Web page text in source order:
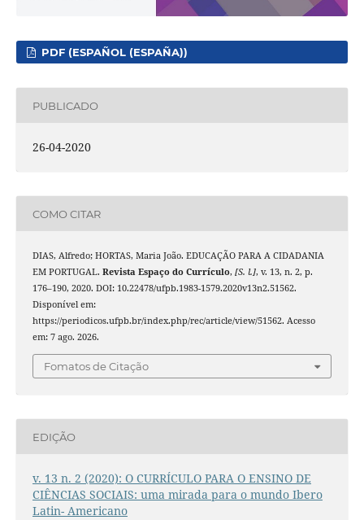
PDF (ESPAÑOL (ESPAÑA))
PUBLICADO
26-04-2020
COMO CITAR
DIAS, Alfredo; HORTAS, Maria João. EDUCAÇÃO PARA A CIDADANIA
EM PORTUGAL. Revista Espaço do Currículo, [S. l.], v. 13, n. 2, p.
176–190, 2020. DOI: 10.22478/ufpb.1983-1579.2020v13n2.51562.
Disponível em:
https://periodicos.ufpb.br/index.php/rec/article/view/51562. Acesso
em: 7 ago. 2026.
Fomatos de Citação
EDIÇÃO
v. 13 n. 2 (2020): O CURRÍCULO PARA O ENSINO DE
CIÊNCIAS SOCIAIS: uma mirada para o mundo Ibero
Latin- Americano